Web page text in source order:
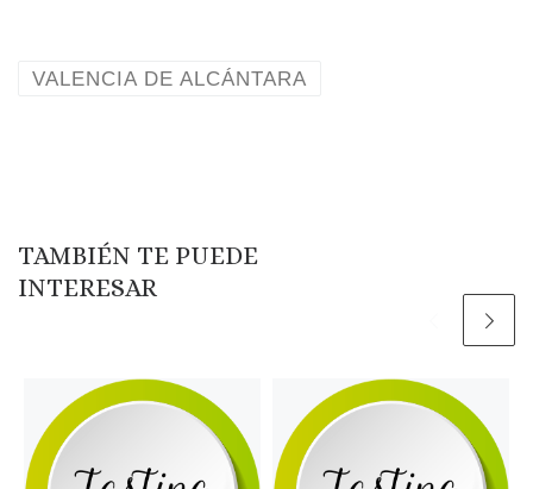
VALENCIA DE ALCÁNTARA
TAMBIÉN TE PUEDE
INTERESAR